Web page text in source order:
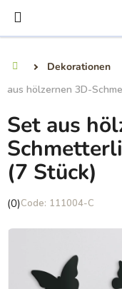
Inhalt
springen
Dekorationen
aus hölzernen 3D-
Set aus
(7 Stück)
Die
Produktbewertung
(0) 111004-C